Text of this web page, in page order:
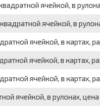
ячейкой, в
ячейкой, в
ячейкой, в картах,
ячейкой, в картах,
ячейкой, в картах,
ячейкой, в рулонах,